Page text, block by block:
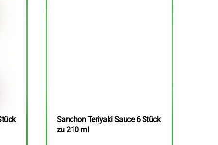
Sanchon Teriyaki Sauce 6 Stück
zu 210 ml